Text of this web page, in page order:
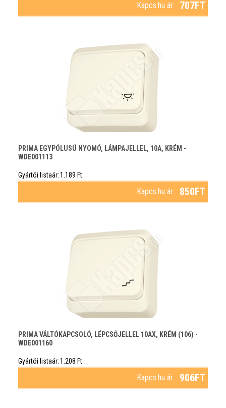
Kapcs.hu ár: 707FT
PRIMA EGYPÓLUSÚ NYOMÓ, LÁMPAJELLEL, 10A, KRÉM -
WDE001113
Gyártói listaár: 1.189 Ft
Kapcs.hu ár: 850FT
PRIMA VÁLTÓKAPCSOLÓ, LÉPCSŐJELLEL 10AX, KRÉM (106) -
WDE001160
Gyártói listaár: 1.208 Ft
Kapcs.hu ár: 906FT